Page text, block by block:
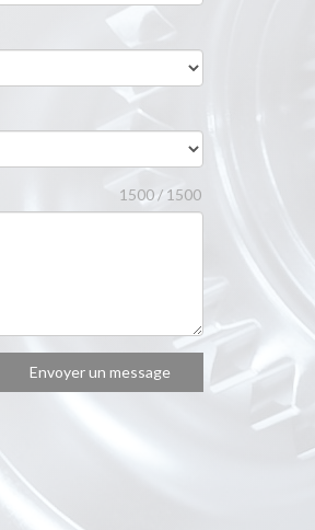
1500 / 1500